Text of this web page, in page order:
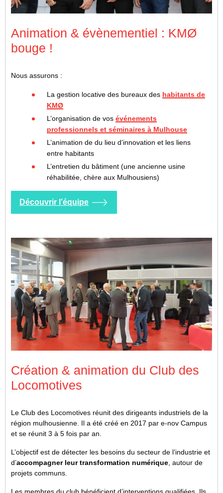
Animation & évènementiel : KMØ
bouge !
Nous assurons :
La gestion locative des bureaux des habitants de
KMØ
L’organisation de vos événements
professionnels et séminaires à Mulhouse
L’animation de du lieu d’innovation et les liens
entre habitants
L’entretien du bâtiment (une ancienne usine
réhabilitée, chère aux Mulhousiens)
Découvrir l’équipe
Création & animation du Club des
Locomotives
Le Club des Locomotives réunit des dirigeants industriels de la
région mulhousienne. Il a été créé en 2017 par e-nov Campus
et se réunit 3 à 5 fois par an.
L’objectif est de détecter les besoins du secteur de l’industrie et
d’accompagner leur transformation numérique, autour de
projets communs.